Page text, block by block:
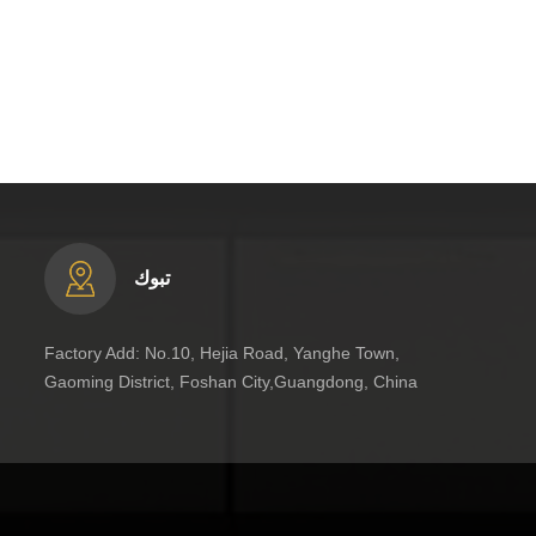
تبوك
Factory Add: No.10, Hejia Road, Yanghe Town,
Gaoming District, Foshan City,Guangdong, China